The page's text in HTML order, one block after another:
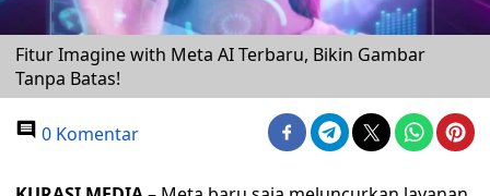
Fitur Imagine with Meta AI Terbaru, Bikin Gambar
Tanpa Batas!
0 Komentar